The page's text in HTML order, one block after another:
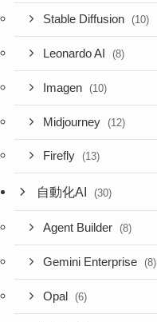
Stable Diffusion (10)
Leonardo AI (8)
Imagen (10)
Midjourney (12)
Firefly (13)
自動化AI (30)
Agent Builder (8)
Gemini Enterprise (8)
Opal (6)